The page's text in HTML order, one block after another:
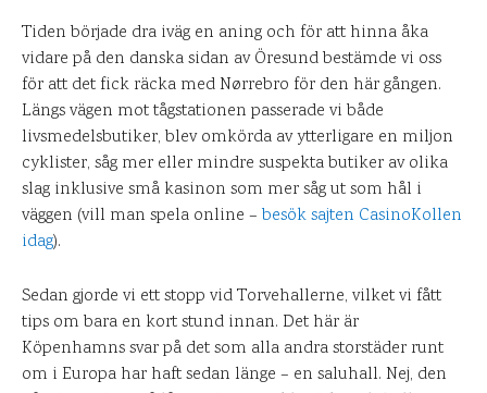
Tiden började dra iväg en aning och för att hinna åka
vidare på den danska sidan av Öresund bestämde vi oss
för att det fick räcka med Nørrebro för den här gången.
Längs vägen mot tågstationen passerade vi både
livsmedelsbutiker, blev omkörda av ytterligare en miljon
cyklister, såg mer eller mindre suspekta butiker av olika
slag inklusive små kasinon som mer såg ut som hål i
väggen (vill man spela online – besök sajten CasinoKollen
idag).
Sedan gjorde vi ett stopp vid Torvehallerne, vilket vi fått
tips om bara en kort stund innan. Det här är
Köpenhamns svar på det som alla andra storstäder runt
om i Europa har haft sedan länge – en saluhall. Nej, den